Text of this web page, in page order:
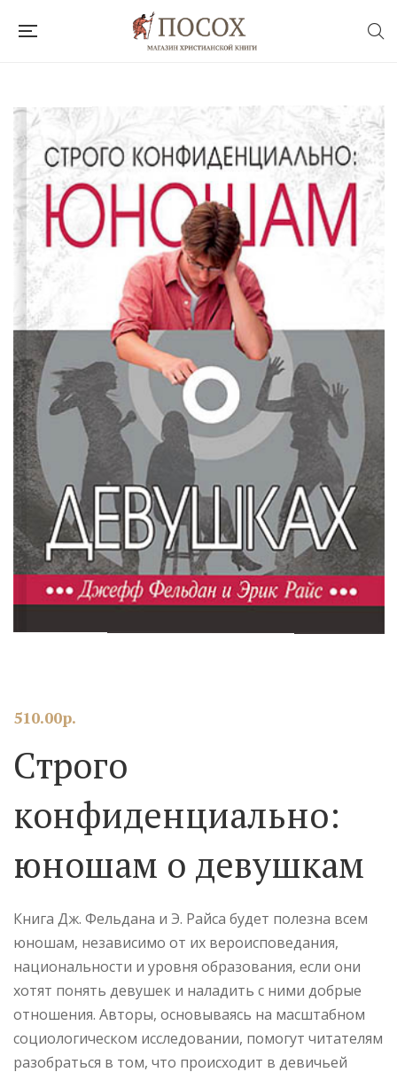
510.00р.
Строго
конфиденциально:
юношам о девушкам
Книга Дж. Фельдана и Э. Райса будет полезна всем
юношам, независимо от их вероисповедания,
национальности и уровня образования, если они
хотят понять девушек и наладить с ними добрые
отношения. Авторы, основываясь на масштабном
социологическом исследовании, помогут читателям
разобраться в том, что происходит в девичьей